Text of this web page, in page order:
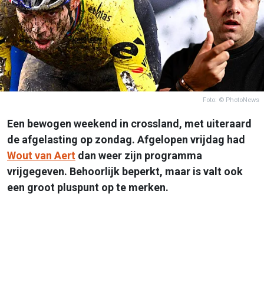
Foto: © PhotoNews
Een bewogen weekend in crossland, met uiteraard
de afgelasting op zondag. Afgelopen vrijdag had
Wout van Aert dan weer zijn programma
vrijgegeven. Behoorlijk beperkt, maar is valt ook
een groot pluspunt op te merken.